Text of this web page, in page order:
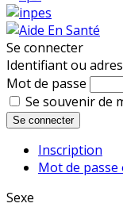
Se connecter
Identifiant ou
Mot de passe
Se souvenir de
Se connecter
Inscription
Mot de passe
Sexe